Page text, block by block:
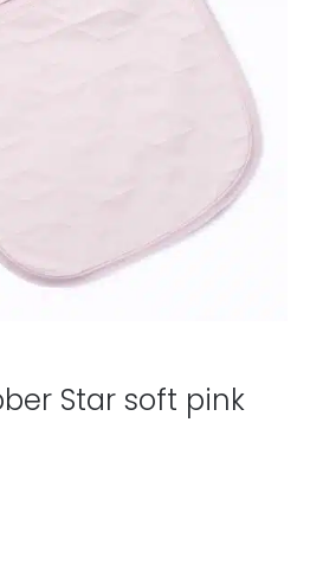
Star soft pink